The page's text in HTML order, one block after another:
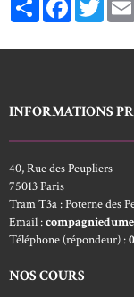
INFORMATIONS
40, Rue des Peupliers
75013 Paris
Tram T3a : Poterne des
Email :
Téléphone (répondeur) :
NOS COURS